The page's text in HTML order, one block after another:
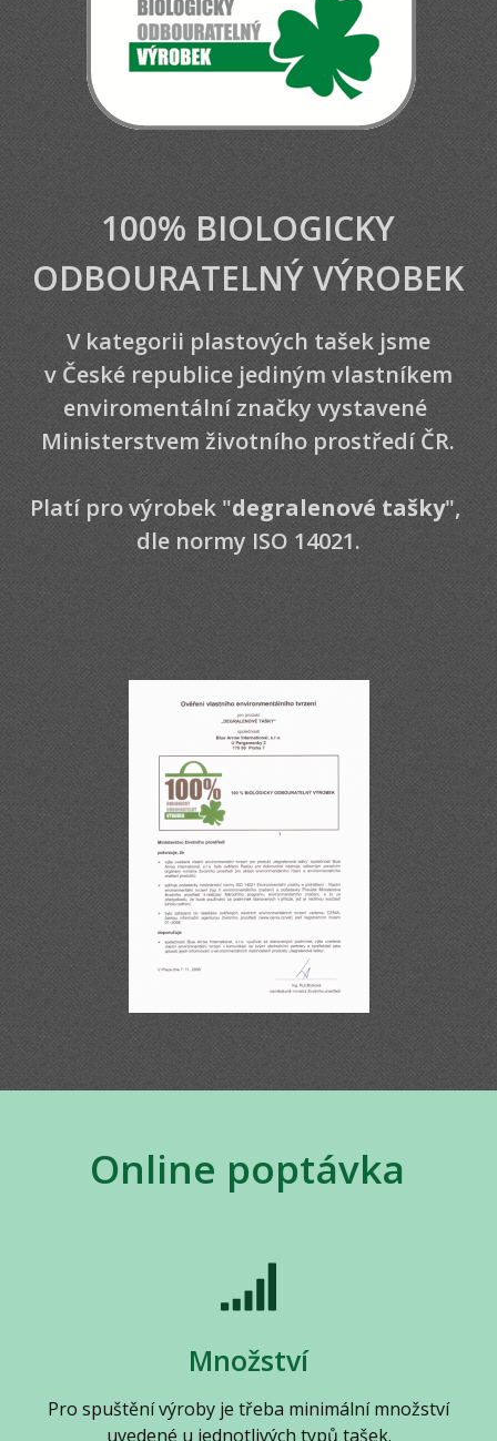
100% BIOLOGICKY
ODBOURATELNÝ VÝROBEK
V kategorii plastových tašek jsme
v České republice jediným vlastníkem
enviromentální značky vystavené
Ministerstvem životního prostředí ČR.
Platí pro výrobek "degralenové tašky",
dle normy ISO 14021.
Online poptávka
Množství
Pro spuštění výroby je třeba minimální množství
uvedené u jednotlivých typů tašek.